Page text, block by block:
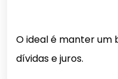
O ideal é manter um
dívidas e juros.